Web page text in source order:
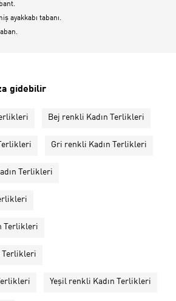
ayakkabı tabanı.
gidebilir
Bej renkli Kadın Terlikleri
Gri renkli Kadın Terlikleri
Terlikleri
Terlikleri
Terlikleri
Yeşil renkli Kadın Terlikleri